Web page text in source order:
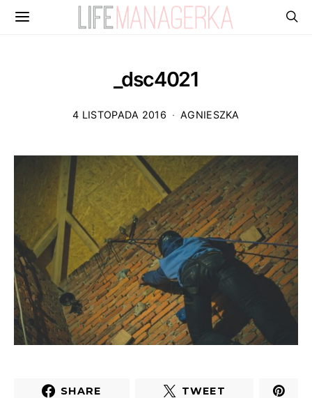
_dsc4021
4 LISTOPADA 2016 AGNIESZKA
SHARE TWEET